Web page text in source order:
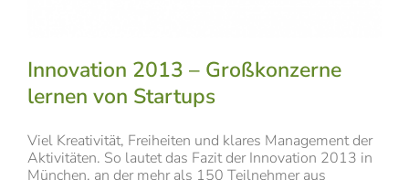
Innovation 2013 – Großkonzerne
lernen von Startups
Viel Kreativität, Freiheiten und klares Management der
Aktivitäten. So lautet das Fazit der Innovation 2013 in
München, an der mehr als 150 Teilnehmer aus